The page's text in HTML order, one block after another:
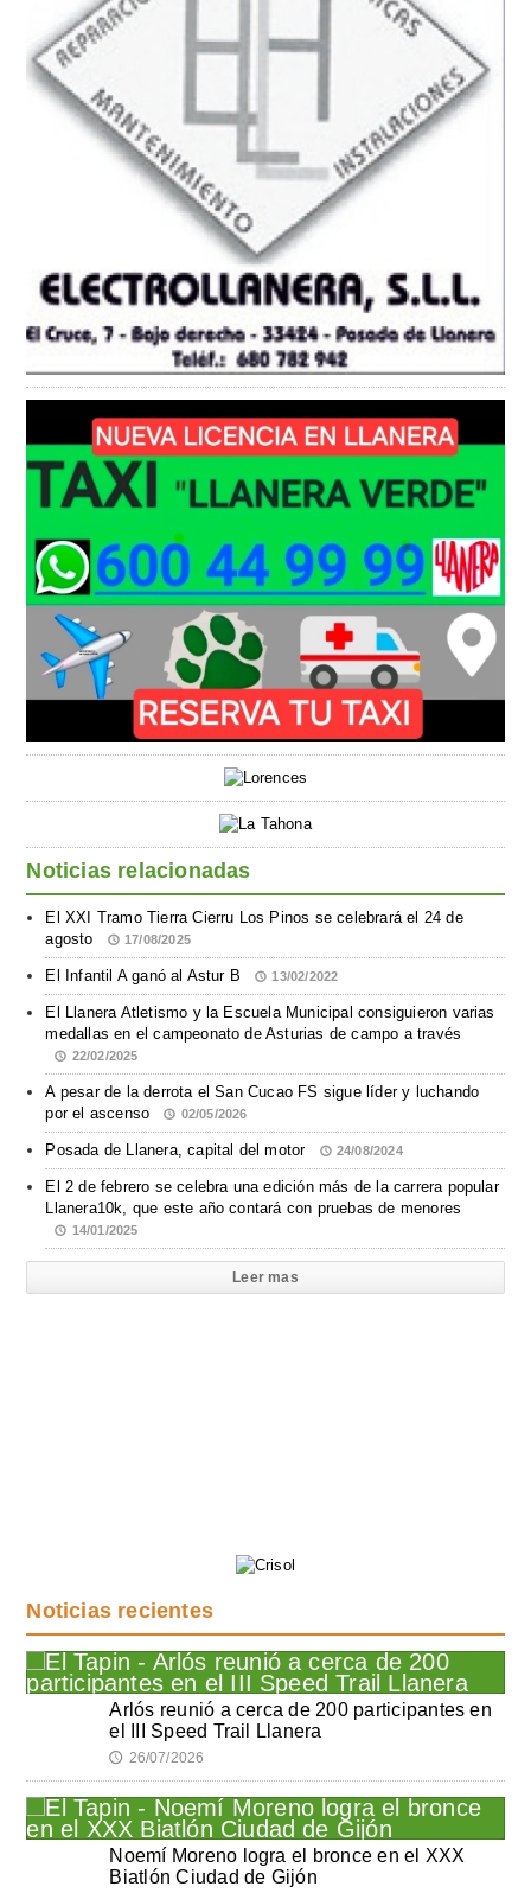
Noticias relacionadas
El XXI Tramo Tierra Cierru Los Pinos se celebrará el 24 de
agosto
17/08/2025
El Infantil A ganó al Astur B 13/02/2022
El Llanera Atletismo y la Escuela Municipal consiguieron varias
medallas en el campeonato de Asturias de campo a través
22/02/2025
A pesar de la derrota el San Cucao FS sigue líder y luchando
por el ascenso
02/05/2026
Posada de Llanera, capital del motor 24/08/2024
El 2 de febrero se celebra una edición más de la carrera popular
Llanera10k, que este año contará con pruebas de menores
14/01/2025
Leer mas
Noticias recientes
Arlós reunió a cerca de 200 participantes en
el III Speed Trail Llanera
🕔 26/07/2026
Noemí Moreno logra el bronce en el XXX
Biatlón Ciudad de Gijón